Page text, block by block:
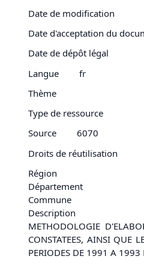
Date de modification
Date d'acceptation du
Date de dépôt légal
Langue
fr
Thème
Type de ressource
Source
6070
Droits de réutilisation
Région
Département
Commune
Description
METHODOLOGIE
CONSTATEES, AINSI QUE
PERIODES DE 1991 A 1993